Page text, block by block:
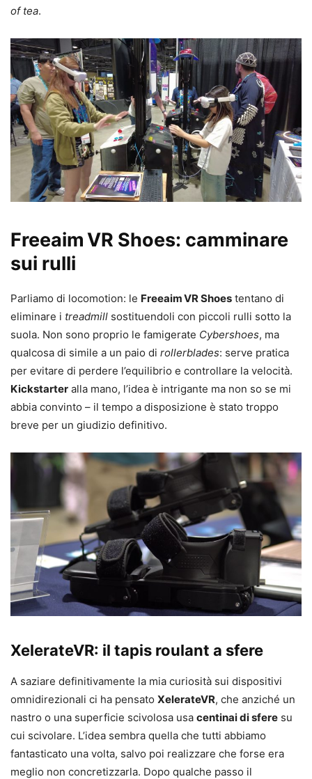
of tea.
Freeaim VR Shoes: camminare
sui rulli
Parliamo di locomotion: le Freeaim VR Shoes tentano di
eliminare i treadmill sostituendoli con piccoli rulli sotto la
suola. Non sono proprio le famigerate Cybershoes, ma
qualcosa di simile a un paio di rollerblades: serve pratica
per evitare di perdere l’equilibrio e controllare la velocità.
Kickstarter alla mano, l’idea è intrigante ma non so se mi
abbia convinto – il tempo a disposizione è stato troppo
breve per un giudizio definitivo.
XelerateVR: il tapis roulant a sfere
A saziare definitivamente la mia curiosità sui dispositivi
omnidirezionali ci ha pensato XelerateVR, che anziché un
nastro o una superficie scivolosa usa centinai di sfere su
cui scivolare. L’idea sembra quella che tutti abbiamo
fantasticato una volta, salvo poi realizzare che forse era
meglio non concretizzarla. Dopo qualche passo il